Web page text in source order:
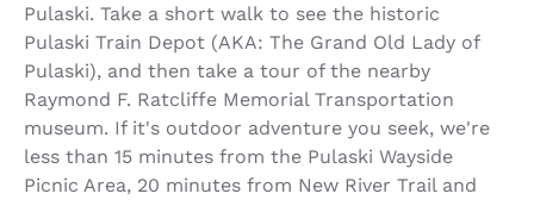
Pulaski. Take a short walk to see the historic
Pulaski Train Depot (AKA: The Grand Old Lady of
Pulaski), and then take a tour of the nearby
Raymond F. Ratcliffe Memorial Transportation
museum. If it's outdoor adventure you seek, we're
less than 15 minutes from the Pulaski Wayside
Picnic Area, 20 minutes from New River Trail and